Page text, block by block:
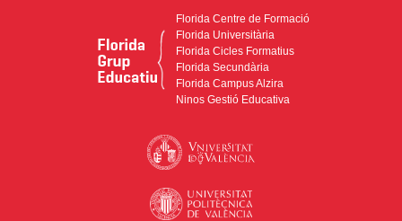
Florida Centre de Formació
Florida Universitària
Florida Cicles Formatius
Florida Secundària
Florida Campus Alzira
Ninos Gestió Educativa